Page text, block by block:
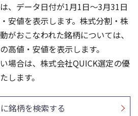
600
800
1,000
1,100
500
1,000
1,500
、データ日付が1月1日～3月31日
安値を表示します。株式分割・株
がおこなわれた銘柄については、
高値・安値を表示します。
場合は、株式会社QUICK選定の優
します。
銘柄を検索する